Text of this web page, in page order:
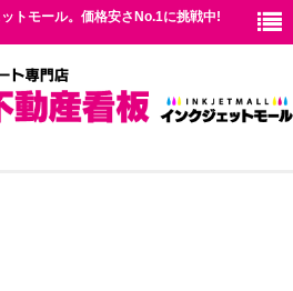
トモール。価格安さNo.1に挑戦中!